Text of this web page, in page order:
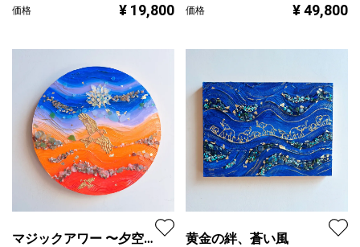
価格
¥ 19,800
価格
¥ 49,800
マジックアワー 〜夕空を
黄金の絆、蒼い風